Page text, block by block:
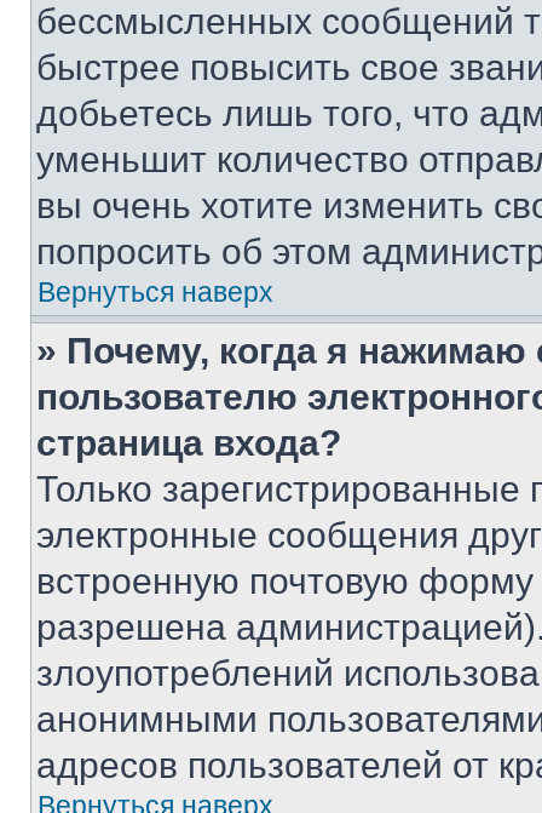
бессмысленных сообщений
быстрее повысить свое
добьетесь лишь того, что
уменьшит количество
вы очень хотите изменить
попросить об этом
Вернуться наверх
» Почему, когда я нажимаю
пользователю
страница входа?
Только зарегистрированные
электронные сообщения
встроенную почтовую
разрешена
злоупотреблений
анонимными
адресов пользователей от
Вернуться наверх